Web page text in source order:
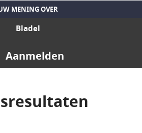
MENING OVER
Bladel
Aanmelden